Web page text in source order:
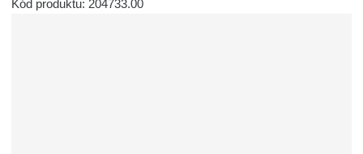
Kód produktu: 204733.00